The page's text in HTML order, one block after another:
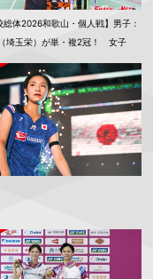
総体2026和歌山・個人戦】男子：
埼玉栄）が単・複2冠！ 女子
乃（倉敷中央）、女子複：上野
碧唯（ふたば未来学園）が春夏連